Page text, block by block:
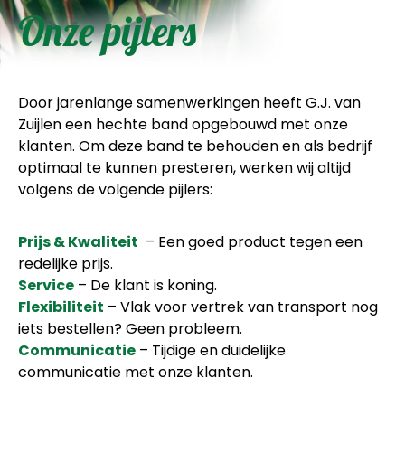
Onze pijlers
Door jarenlange samenwerkingen heeft G.J. van
Zuijlen een hechte band opgebouwd met onze
klanten. Om deze band te behouden en als bedrijf
optimaal te kunnen presteren, werken wij altijd
volgens de volgende pijlers:
Prijs & Kwaliteit – Een goed product tegen een
redelijke prijs.
Service – De klant is koning.
Flexibiliteit – Vlak voor vertrek van transport nog
iets bestellen? Geen probleem.
Communicatie – Tijdige en duidelijke
communicatie met onze klanten.